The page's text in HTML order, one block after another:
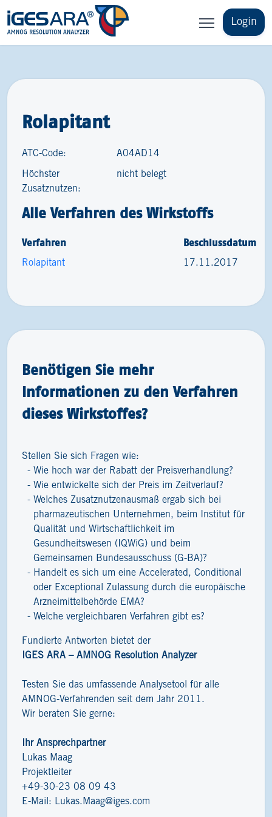
Login
Rolapitant
ATC-Code: A04AD14
Höchster
Zusatznutzen:
nicht belegt
Alle Verfahren des Wirkstoffs
Verfahren Beschlussdatum
Rolapitant 17.11.2017
Benötigen Sie mehr
Informationen zu den Verfahren
dieses Wirkstoffes?
Stellen Sie sich Fragen wie:
Wie hoch war der Rabatt der Preisverhandlung?
Wie entwickelte sich der Preis im Zeitverlauf?
Welches Zusatznutzenausmaß ergab sich bei
pharmazeutischen Unternehmen, beim Institut für
Qualität und Wirtschaftlichkeit im
Gesundheitswesen (IQWiG) und beim
Gemeinsamen Bundesausschuss (G-BA)?
Handelt es sich um eine Accelerated, Conditional
oder Exceptional Zulassung durch die europäische
Arzneimittelbehörde EMA?
Welche vergleichbaren Verfahren gibt es?
Fundierte Antworten bietet der
IGES ARA – AMNOG Resolution Analyzer
Testen Sie das umfassende Analysetool für alle
AMNOG-Verfahrenden seit dem Jahr 2011.
Wir beraten Sie gerne:
Ihr Ansprechpartner
Lukas Maag
Projektleiter
+49-30-23 08 09 43
E-Mail: Lukas.Maag@iges.com